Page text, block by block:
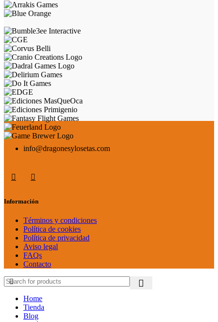
info@dragonesylosetas.com
Información
Términos y condiciones
Política de cookies
Política de privacidad
Aviso legal
FAQs
Contacto
Home
Tienda
Blog